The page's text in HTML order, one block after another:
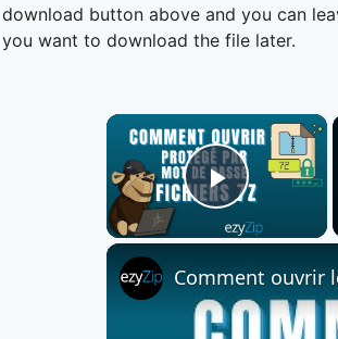
download button above and you can
you want to download the file later.
×
Play
Comment ouvrir